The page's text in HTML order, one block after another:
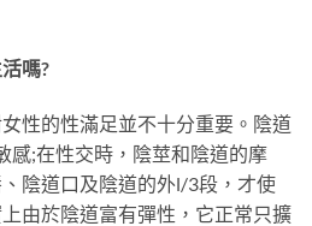
嗎?
的性滿足並不十分重要。陰道
感;在性交時，陰莖和陰道的摩
陰道口及陰道的外l/3段，才使
由於陰道富有彈性，它正常只擴